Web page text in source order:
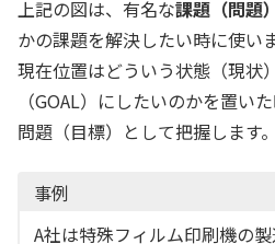
上記の図は、有名な課題（問題
かの課題を解決したい時に使いま
現在位置はどういう状態（現状
（GOAL）にしたいのかを置い
問題（目標）として把握します。
事例
A社は特殊フィルム印刷機の